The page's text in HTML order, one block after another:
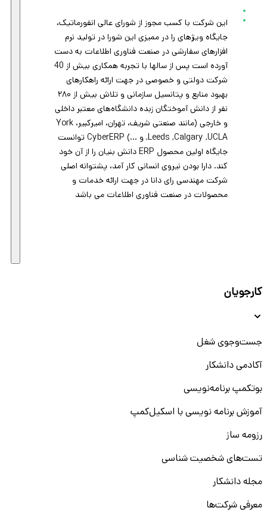
این شرکت با کسب مجوز از شورای عالی انفورماتيک،
جایگاه ویژهای را در ممیزی این شورا در تولید نرم
افزارهای سفارشی در صنعت فناوری اطلاعات به دست
آورده است پس از سالها با تجربه همکاری بیش از 40
شرکت دولتی و خصوصی در جهت ارائه راهکارهای
بهبود منابع و پتانسیل سازمانی و تلاش بیش از ۲۸۰
نفر از دانش آموختگان زبده دانشگاه‌های معتبر داخلی
و خارجی (مانند صنعتی شریف، تهران، امیرکبیر، York
,Leeds ,Calgary ,UCLA و …) CyberERP توانست
جایگاه اولین محصول ERP دانش بنیان را از آن خود
کند. دارا بودن نيروی انسانی کار آمد، پشتوانه اصلی
شرکت مهندسی رای دانا در جهت ارائه خدمات و
محصولات در صنعت فناوری اطلاعات می باشد
کارجویان
جست‌و‌جوی شغل
آکادمی دانشکار
بوتکمپ برنامه‌نویسی
آموزش برنامه نویسی با اسکیل‌کمپ
رزومه ساز
تست‌های شخصیت شناسی
مجله دانشکار
معرفی شرکت‌ها